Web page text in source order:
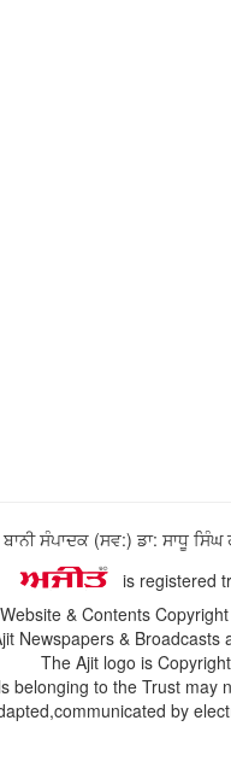
ਸੰਪਾਦਕ (ਸਵ:) ਡਾ: ਸਾਧੂ
is registered
Website & Contents
Newspapers &
The Ajit logo is
belonging to the Trust
by